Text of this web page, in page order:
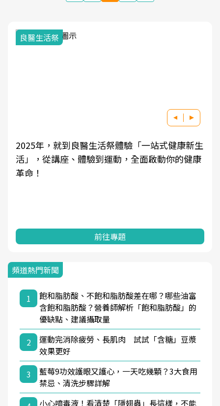
良醫生活祭
2025年，就到良醫生活祭體驗「一站式健康新生
活」，從講座、體驗到運動，全面啟動你的健康
革命！
前往專題
頻道熱門新聞
1
飽和脂肪酸、不飽和脂肪酸差在哪？哪些油富
含飽和脂肪酸？營養師解析「飽和脂肪酸」的
優缺點、建議攝取量
2
運動完消除疲勞、長肌肉 試試「含糖」豆漿
效果更好
3
藍莓9功效護眼又護心，一天吃幾顆？3大食用
禁忌、清洗步驟詳解
小心噴毒液！看清楚「隱翅蟲」長這樣，不能